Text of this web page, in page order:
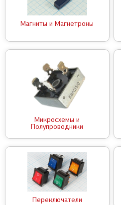
Магниты и Магнетроны
Микросхемы и
Полупроводники
Переключатели